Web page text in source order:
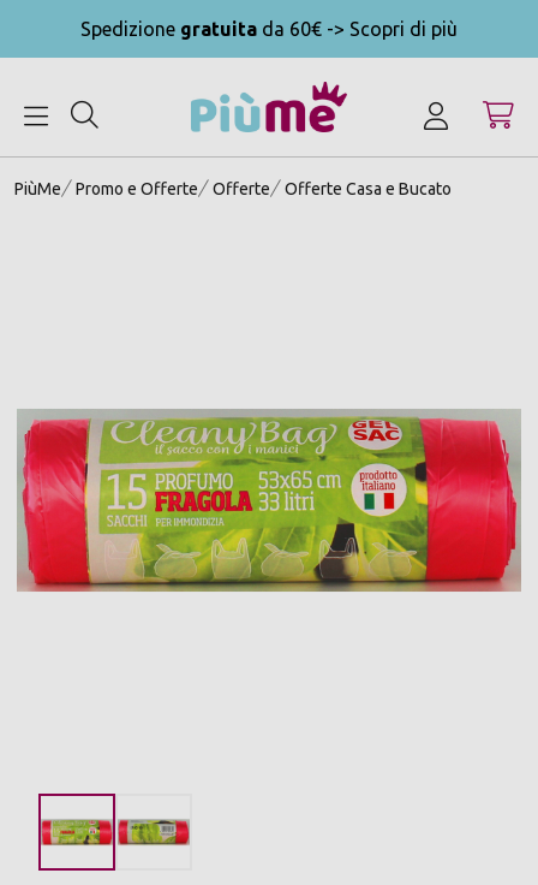
Spedizione gratuita da 60€ -> Scopri di più
PiùMe Promo e Offerte Offerte Offerte Casa e Bucato